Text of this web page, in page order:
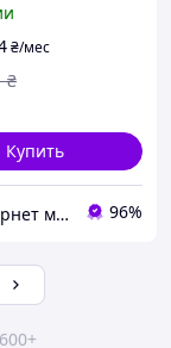
типа / Шахтный
₴/мес
₴
Купить
Свій інтернет магазин 96%